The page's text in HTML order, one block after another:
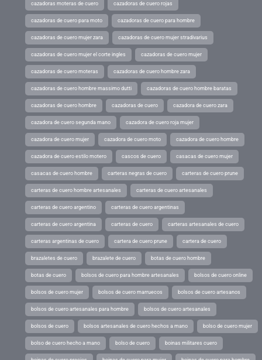
cazadoras moteras de cuero cazadoras de cuero rojas
cazadoras de cuero para moto cazadoras de cuero para hombre
cazadoras de cuero mujer zara cazadoras de cuero mujer stradivarius
cazadoras de cuero mujer el corte ingles cazadoras de cuero mujer
cazadoras de cuero moteras cazadoras de cuero hombre zara
cazadoras de cuero hombre massimo dutti cazadoras de cuero hombre baratas
cazadoras de cuero hombre cazadoras de cuero cazadora de cuero zara
cazadora de cuero segunda mano cazadora de cuero roja mujer
cazadora de cuero mujer cazadora de cuero moto cazadora de cuero hombre
cazadora de cuero estilo motero cascos de cuero casacas de cuero mujer
casacas de cuero hombre carteras negras de cuero carteras de cuero prune
carteras de cuero hombre artesanales carteras de cuero artesanales
carteras de cuero argentino carteras de cuero argentinas
carteras de cuero argentina carteras de cuero carteras artesanales de cuero
carteras argentinas de cuero cartera de cuero prune cartera de cuero
brazaletes de cuero brazalete de cuero botas de cuero hombre
botas de cuero bolsos de cuero para hombre artesanales bolsos de cuero online
bolsos de cuero mujer bolsos de cuero marruecos bolsos de cuero artesanos
bolsos de cuero artesanales para hombre bolsos de cuero artesanales
bolsos de cuero bolsos artesanales de cuero hechos a mano bolso de cuero mujer
bolso de cuero hecho a mano bolso de cuero boinas militares cuero